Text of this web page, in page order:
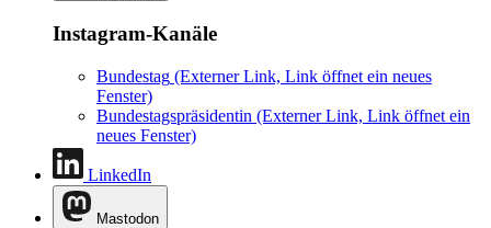
Instagram-Kanäle
Bundestag (Externer Link, Link öffnet ein neues
Fenster)
Bundestagspräsidentin (Externer Link, Link öffnet ein
neues Fenster)
LinkedIn
Mastodon